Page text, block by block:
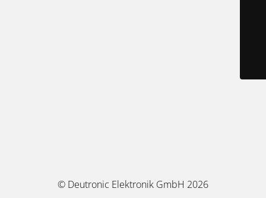
© Deutronic Elektronik GmbH 2026